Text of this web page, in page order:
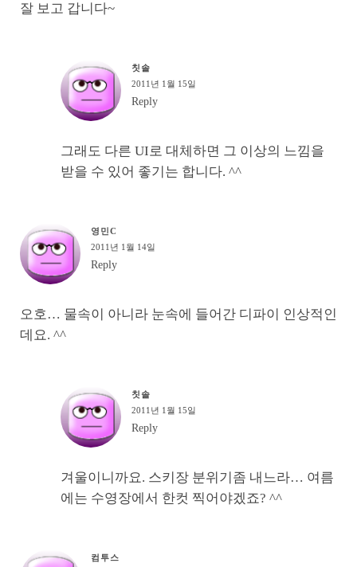
잘 보고 갑니다~
칫솔
2011년 1월 15일
Reply
그래도 다른 UI로 대체하면 그 이상의 느낌을
받을 수 있어 좋기는 합니다. ^^
영민C
2011년 1월 14일
Reply
오호… 물속이 아니라 눈속에 들어간 디파이 인상적인
데요. ^^
칫솔
2011년 1월 15일
Reply
겨울이니까요. 스키장 분위기좀 내느라… 여름
에는 수영장에서 한컷 찍어야겠죠? ^^
컴투스